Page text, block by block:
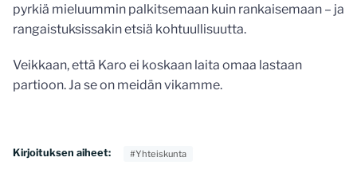
pyrkiä mieluummin palkitsemaan kuin rankaisemaan – ja
rangaistuksissakin etsiä kohtuullisuutta.
Veikkaan, että Karo ei koskaan laita omaa lastaan
partioon. Ja se on meidän vikamme.
Kirjoituksen aiheet: #Yhteiskunta